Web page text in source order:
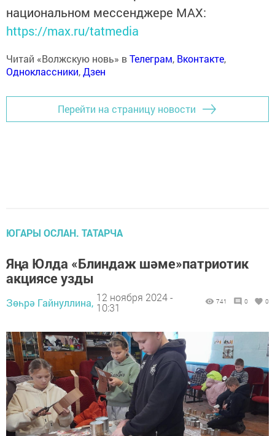
национальном мессенджере MАХ:
https://max.ru/tatmedia
Читай «Волжскую новь» вТелеграм, Вконтакте,
Одноклассники,Дзен
Перейти на страницу новости
ЮГАРЫ ОСЛАН. ТАТАРЧА
Яңа Юлда «Блиндаж шәме»патриотик
акциясе узды
Зөһрә Гайнуллина, 12 ноября 2024 -
10:31
741 0 0